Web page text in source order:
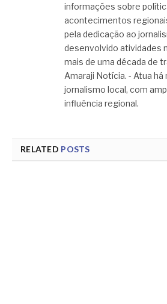
informações sobre
acontecimentos
pela dedicação ao
desenvolvido atividades
mais de uma década de
Amaraji Notícia. - Atua há
jornalismo local, com
influência regional.
RELATED POSTS